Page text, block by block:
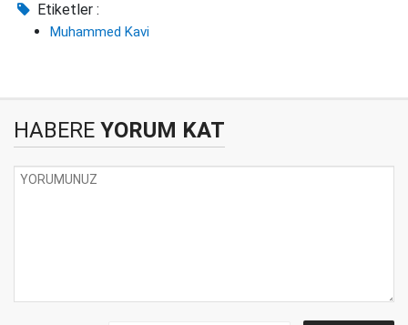
Etiketler :
Muhammed Kavi
HABERE YORUM KAT